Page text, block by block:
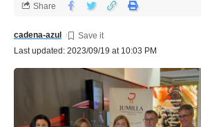
Last updated: 2023/09/19 at 10:03 PM
cadena-azul
Share